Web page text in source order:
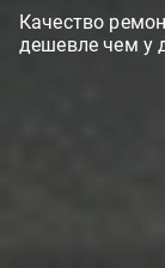
Качество
дешевле чем у